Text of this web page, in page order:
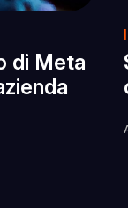
di Meta